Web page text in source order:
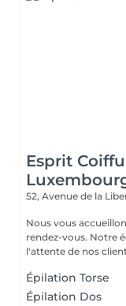
Esprit
52, Avenue de la
Nous vous
rendez-vous. Notre
l'attente de nos
Épilation Torse
Épilation Dos